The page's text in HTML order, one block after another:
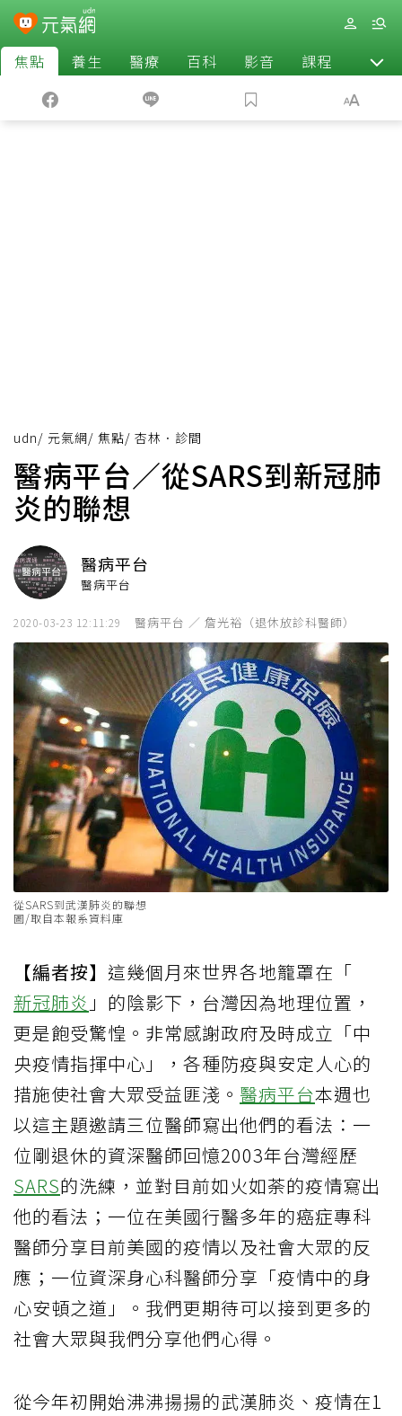
焦點 養生 醫療 百科 影音 課程 退休
udn/ 元氣網/ 焦點/ 杏林．診間
醫病平台／從SARS到新冠肺
炎的聯想
醫病平台
醫病平台
2020-03-23 12:11:29 醫病平台 ／ 詹光裕（退休放診科醫師）
從SARS到武漢肺炎的聯想
圖/取自本報系資料庫
【編者按】 這幾個月來世界各地籠罩在「
新冠肺炎 」的陰影下，台灣因為地理位置，
更是飽受驚惶。非常感謝政府及時成立「中
央疫情指揮中心」，各種防疫與安定人心的
措施使社會大眾受益匪淺。 醫病平台本週也
以這主題邀請三位醫師寫出他們的看法：一
位剛退休的資深醫師回憶2003年台灣經歷
SARS的洗練，並對目前如火如荼的疫情寫出
他的看法；一位在美國行醫多年的癌症專科
醫師分享目前美國的疫情以及社會大眾的反
應；一位資深身心科醫師分享「疫情中的身
心安頓之道」。我們更期待可以接到更多的
社會大眾與我們分享他們心得。
從今年初開始沸沸揚揚的武漢肺炎、疫情在1